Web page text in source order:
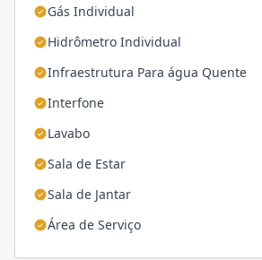
Gás Individual
Hidrômetro Individual
Infraestrutura Para água Quente
Interfone
Lavabo
Sala de Estar
Sala de Jantar
Área de Serviço